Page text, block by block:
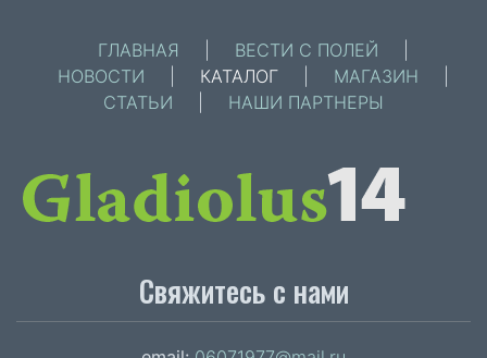
ГЛАВНАЯ ВЕСТИ С ПОЛЕЙ
НОВОСТИ
КАТАЛОГ МАГАЗИН
СТАТЬИ
НАШИ ПАРТНЕРЫ
Свяжитесь с нами